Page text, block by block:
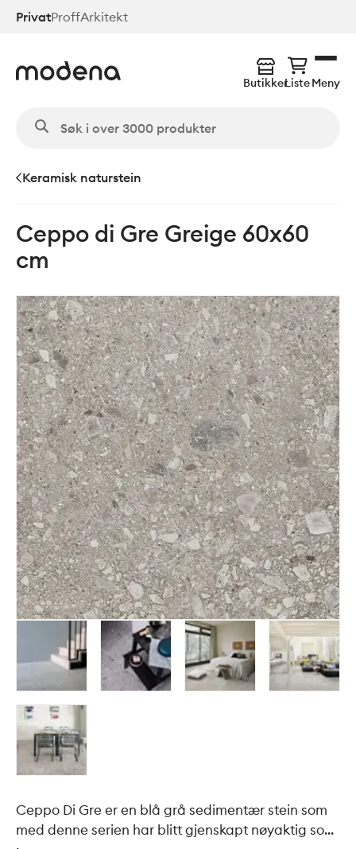
Hopp
PrivatProffArkitekt
ButikkerListeMeny
Keramisk naturstein
Ceppo di Gre Greige 60x60
cm
Ceppo Di Gre er en blå grå sedimentær stein som
med denne serien har blitt gjenskapt nøyaktig som